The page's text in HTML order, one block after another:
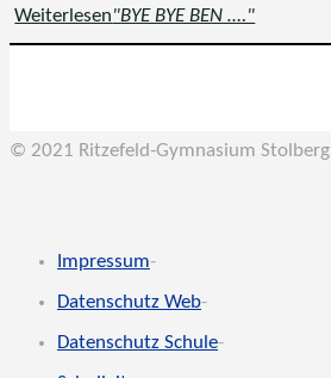
Weiterlesen"BYE BYE BEN …."
© 2021 Ritzefeld-Gymnasium Stolberg
Impressum-
Datenschutz Web-
Datenschutz Schule-